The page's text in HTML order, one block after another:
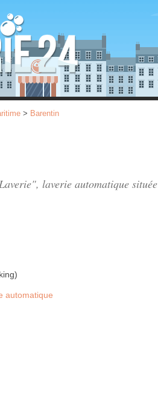
> Barentin
laverie automatique située
automatique